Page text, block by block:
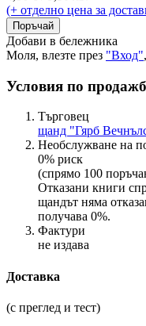
(+ отделно цена за
Поръчай
Добави в бележника
Моля, влезте през "Вход"
Условия по
Търговец
щанд "Гярб
Необслужване на
0% риск
(спрямо 100
Отказани книги
щандът няма
получава 0%.
Фактури
не издава
Доставка
(с преглед и тест)